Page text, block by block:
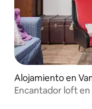
Alojamiento en
Encantador loft